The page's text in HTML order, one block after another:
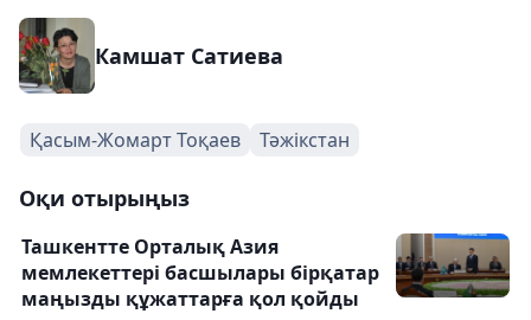
Камшат Сатиева
Қасым-Жомарт Тоқаев Тәжікстан
Оқи отырыңыз
Ташкентте Орталық Азия
мемлекеттері басшылары бірқатар
маңызды құжаттарға қол қойды